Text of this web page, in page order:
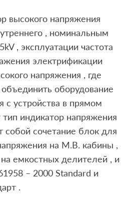
высокого напряжения
, номинальным
, эксплуатации частота
электрификации
напряжения , где
оборудование
с устройства в прямом
индикатор напряжения
собой сочетание блок для
на М.В. кабины ,
емкостных делителей , и
– 2000 Standard и
.